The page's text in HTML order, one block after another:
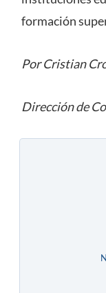
formación
Por Cristian
Dirección de